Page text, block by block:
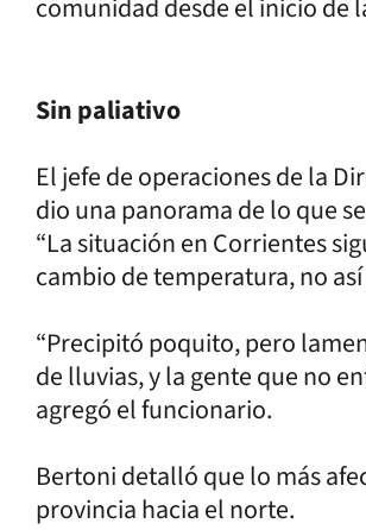
comunidad desde el inicio de
Sin paliativo
El jefe de operaciones de la
dio una panorama de lo que
“La situación en Corrientes
cambio de temperatura, no
“Precipitó poquito, pero
de lluvias, y la gente que no
agregó el funcionario.
Bertoni detalló que lo más
provincia hacia el norte.